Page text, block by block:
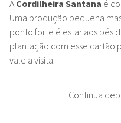
A Cordilheira Santana é
Uma produção pequena
ponto forte é estar aos pés
plantação com esse cartão
vale a visita.
Continua